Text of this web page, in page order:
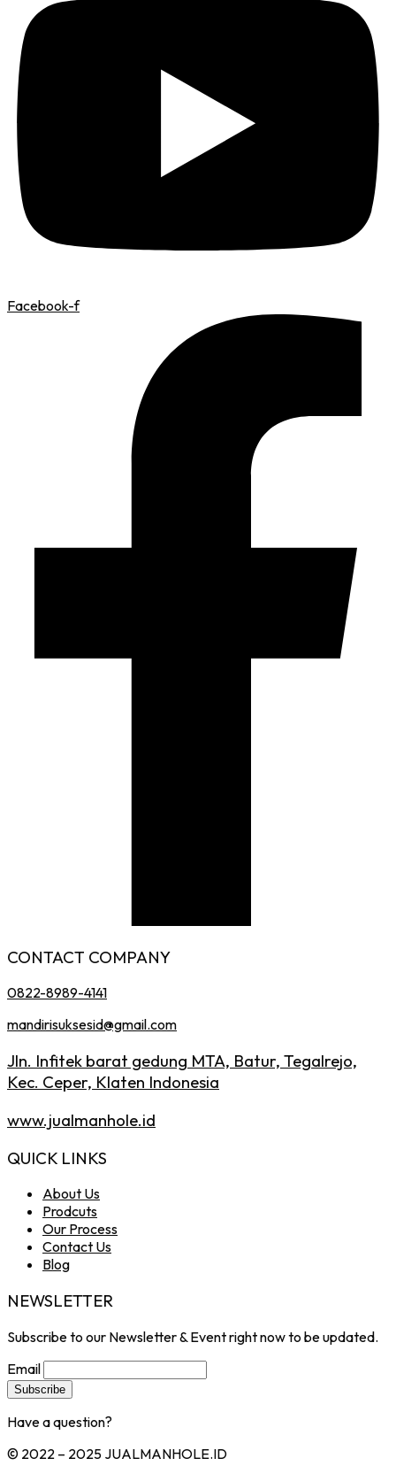
Facebook-f
CONTACT COMPANY
0822-8989-4141
mandirisuksesid@gmail.com
Jln. Infitek barat gedung MTA, Batur, Tegalrejo,
Kec. Ceper, Klaten Indonesia
www.jualmanhole.id
QUICK LINKS
About Us
Prodcuts
Our Process
Contact Us
Blog
NEWSLETTER
Subscribe to our Newsletter & Event right now to be updated.
Email
Have a question?
© 2022 – 2025 JUALMANHOLE.ID